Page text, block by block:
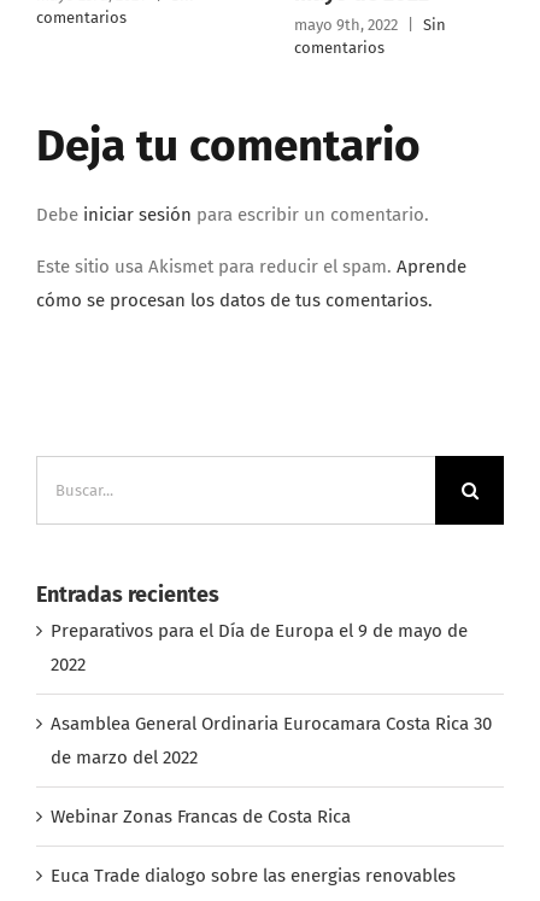
| Sin
Deja tu comentario
Debe iniciar sesión para escribir un comentario.
Este sitio usa Akismet para reducir el spam. Aprende
cómo se procesan los datos de tus comentarios.
Buscar:
Entradas recientes
Preparativos para el Día de Europa el 9 de mayo de
2022
Asamblea General Ordinaria Eurocamara Costa Rica 30
de marzo del 2022
Webinar Zonas Francas de Costa Rica
Euca Trade dialogo sobre las energias renovables